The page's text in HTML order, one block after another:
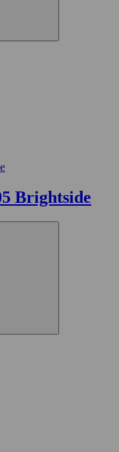
Brightside